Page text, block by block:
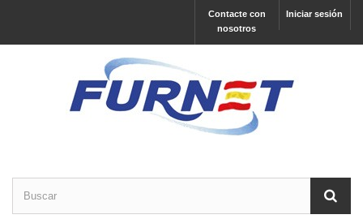
Iniciar sesión
Contacte con
nosotros